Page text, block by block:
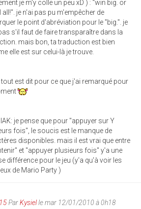
je m'y colle un peu xD ) : "win big. or
all!". je n'ai pas pu m'empêcher de
le point d'abréviation pour le "big.". je
s'il faut de faire transparaître dans la
mais bon, ta traduction est bien
elle est sur celui-là je trouve.
est dit pour ce que j'ai remarqué pour
IAK: je pense que pour "appuyer sur Y
fois", le soucis est le manque de
disponibles. mais il est vrai que entre
et "appuyer plusieurs fois" y'a une
différence pour le jeu (y'a qu'à voir les
de Mario Party )
ParKysielle mar 12/01/2010 à 0h18